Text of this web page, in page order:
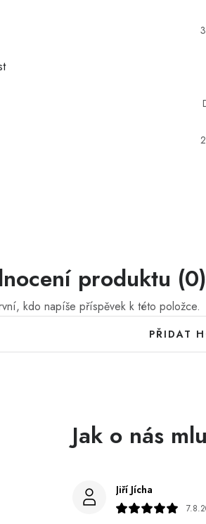
produktu (0)
kdo napíše příspěvek k této položce.
PŘIDAT
Jiří Jícha